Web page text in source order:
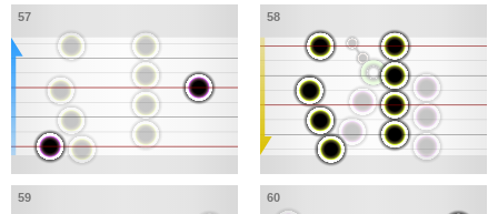
57 58
59 60